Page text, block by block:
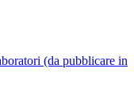
(da pubblicare in